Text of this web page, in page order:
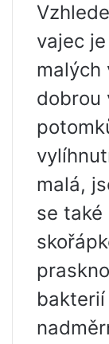
vajec
malých
dobrou
malá,
se také